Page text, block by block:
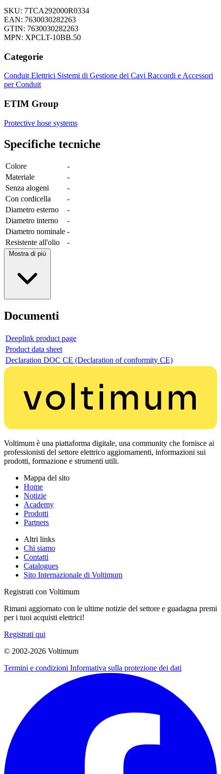
SKU: 7TCA292000R0334
EAN: 7630030282263
GTIN: 7630030282263
MPN: XPCLT-10BB.50
Categorie
Conduit Elettrici Sistemi di Gestione dei Cavi Raccordi e Accessori
per Conduit
ETIM Group
Protective hose systems
Specifiche tecniche
Colore
-
Materiale
-
Senza alogeni
-
Con cordicella
-
Diametro esterno
-
Diametro interno
-
Diametro nominale -
Resistente all'olio
-
Mostra di più
Documenti
Deeplink product page
Product data sheet
Declaration DOC CE (Declaration of conformity CE)
Voltimum è una piattaforma digitale, una community che fornisce ai
professionisti del settore elettrico aggiornamenti, informazioni sui
prodotti, formazione e strumenti utili.
Mappa del sito
Home
Notizie
Academy
Prodotti
Partners
Altri links
Chi siamo
Contatti
Catalogues
Sito Internazionale di Voltimum
Registrati con Voltimum
Rimani aggiornato con le ultime notizie del settore e guadagna premi
per i tuoi acquisti elettrici!
Registrati qui
© 2002-2026 Voltimum
Termini e condizioni Informativa sulla protezione dei dati